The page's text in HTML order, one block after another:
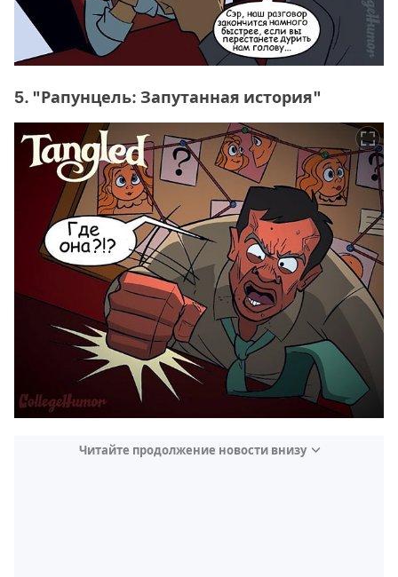
5. "Рапунцель: Запутанная история"
Читайте продолжение новости внизу